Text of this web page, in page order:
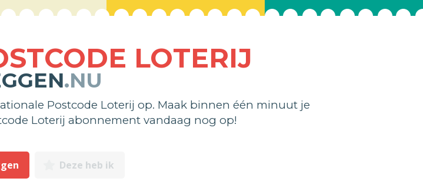
LOTERIJ
.NU
Postcode Loterij op. Maak binnen één minuut je
Loterij abonnement vandaag nog op!
Deze heb ik